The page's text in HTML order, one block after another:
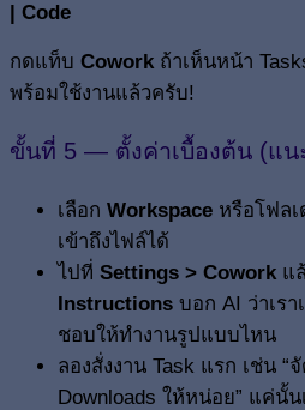
| Code
กดแท็บ Cowork ถ้าเห็นหน้า
พร้อมใช้งานแล้วครับ!
ขั้นที่ 5 — ตั้งค่าเบื้องต้น (แน
เลือก Workspace หรือโฟล
เข้าถึงไฟล์ได้
ไปที่ Settings > Cowork แ
Instructions บอก AI ว่าเร
ชอบให้ทำงานรูปแบบไหน
ลองสั่งงาน Task แรก เช่น “
Downloads ให้หน่อย” แค่นั้น